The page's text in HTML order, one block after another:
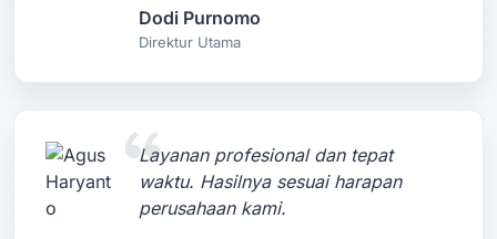
Dodi Purnomo
Direktur Utama
Layanan profesional dan tepat
waktu. Hasilnya sesuai harapan
perusahaan kami.